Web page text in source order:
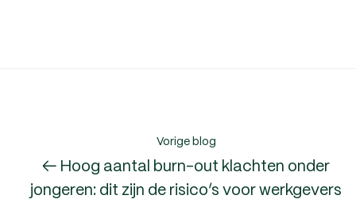
Vorige blog
← Hoog aantal burn-out klachten onder
jongeren: dit zijn de risico’s voor werkgevers